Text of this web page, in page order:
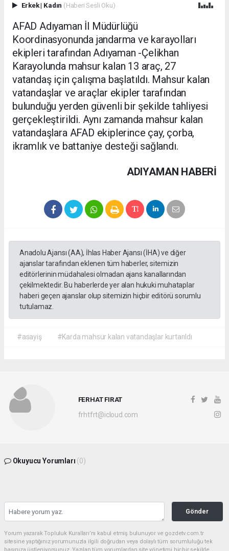
Erkek| Kadın (Haberi Sesli Oku)
AFAD Adıyaman İl Müdürlüğü
Koordinasyonunda jandarma ve karayolları
ekipleri tarafından Adıyaman -Çelikhan
Karayolunda mahsur kalan 13 araç, 27
vatandaş için çalışma başlatıldı. Mahsur kalan
vatandaşlar ve araçlar ekipler tarafından
bulunduğu yerden güvenli bir şekilde tahliyesi
gerçekleştirildi. Aynı zamanda mahsur kalan
vatandaşlara AFAD ekiplerince çay, çorba,
ikramlık ve battaniye desteği sağlandı.
ADIYAMAN HABERİ
Anadolu Ajansı (AA), İhlas Haber Ajansı (İHA) ve diğer
ajanslar tarafından eklenen tüm haberler, sitemizin
editörlerinin müdahalesi olmadan ajans kanallarından
çekilmektedir. Bu haberlerde yer alan hukuki muhataplar
haberi geçen ajanslar olup sitemizin hiçbir editörü sorumlu
tutulamaz.
#asayiş #Karda mahsur kalan vatandaşlar kurtarıldı
FERHAT FIRAT
frhtfrt@icloud.com
Okuyucu Yorumları (0)
Gönder
Yorum yazarak Topluluk Kuralları’nı kabul etmiş bulunuyor ve gozdetv.com.tr
sitesine yaptığınız yorumunuzla ilgili doğrudan veya dolaylı tüm sorumluluğu tek